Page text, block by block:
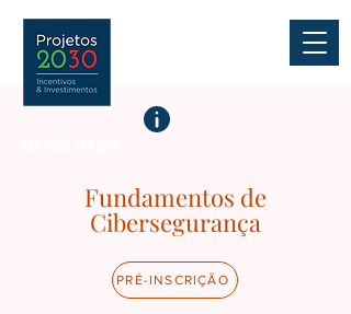
Fundamentos de
Cibersegurança
PRÉ-INSCRIÇÃO